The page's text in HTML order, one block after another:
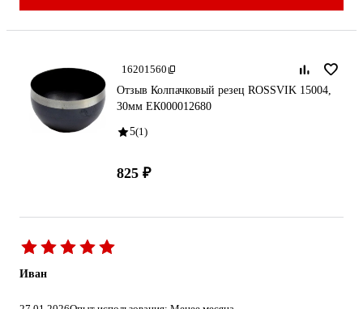
16201560
Отзыв Колпачковый резец ROSSVIK 15004,
30мм ЕК000012680
5(1)
825 ₽
Иван